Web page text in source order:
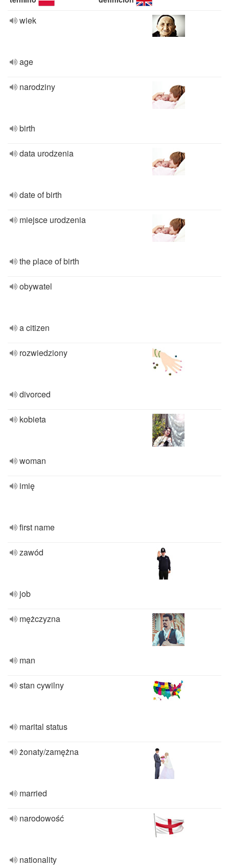
wiek
age
narodziny
birth
data urodzenia
date of birth
miejsce urodzenia
the place of birth
obywatel
a citizen
rozwiedziony
divorced
kobieta
woman
imię
first name
zawód
job
mężczyzna
man
stan cywilny
marital status
żonaty/zamężna
married
narodowość
nationality